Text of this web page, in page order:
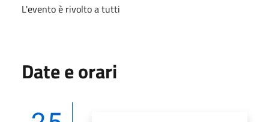
L'evento è rivolto a tutti
Date e orari